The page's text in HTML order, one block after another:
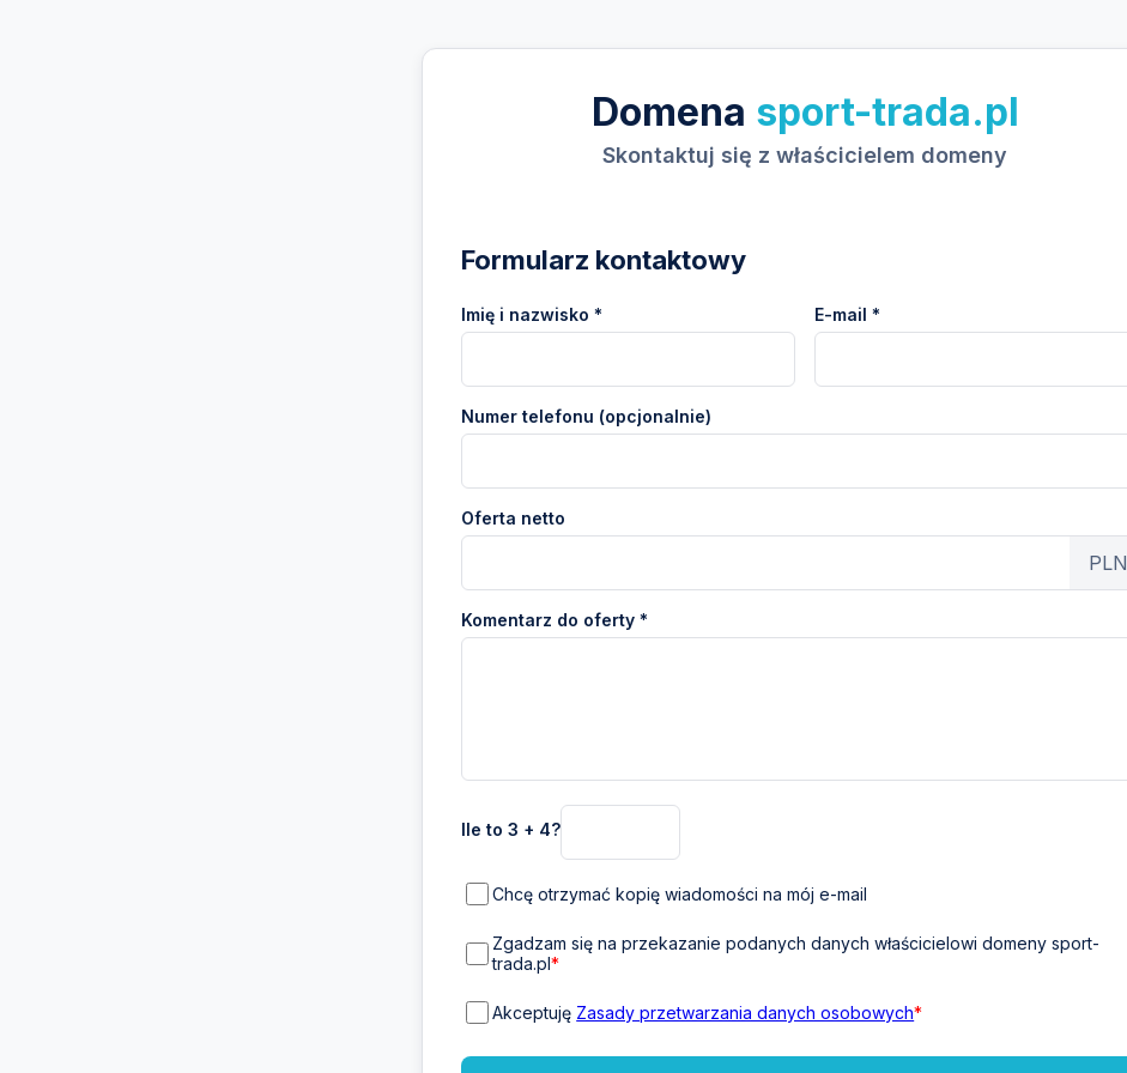
Domena sport-trada.pl
Skontaktuj się z właścicielem domeny
Formularz kontaktowy
Imię i nazwisko * E-mail *
Numer telefonu (opcjonalnie)
Oferta netto
PLN
Komentarz do oferty *
Ile to 3 + 4?
Chcę otrzymać kopię wiadomości na mój e-mail
Zgadzam się na przekazanie podanych danych właścicielowi domeny sport-
trada.pl*
Akceptuję Zasady przetwarzania danych osobowych*